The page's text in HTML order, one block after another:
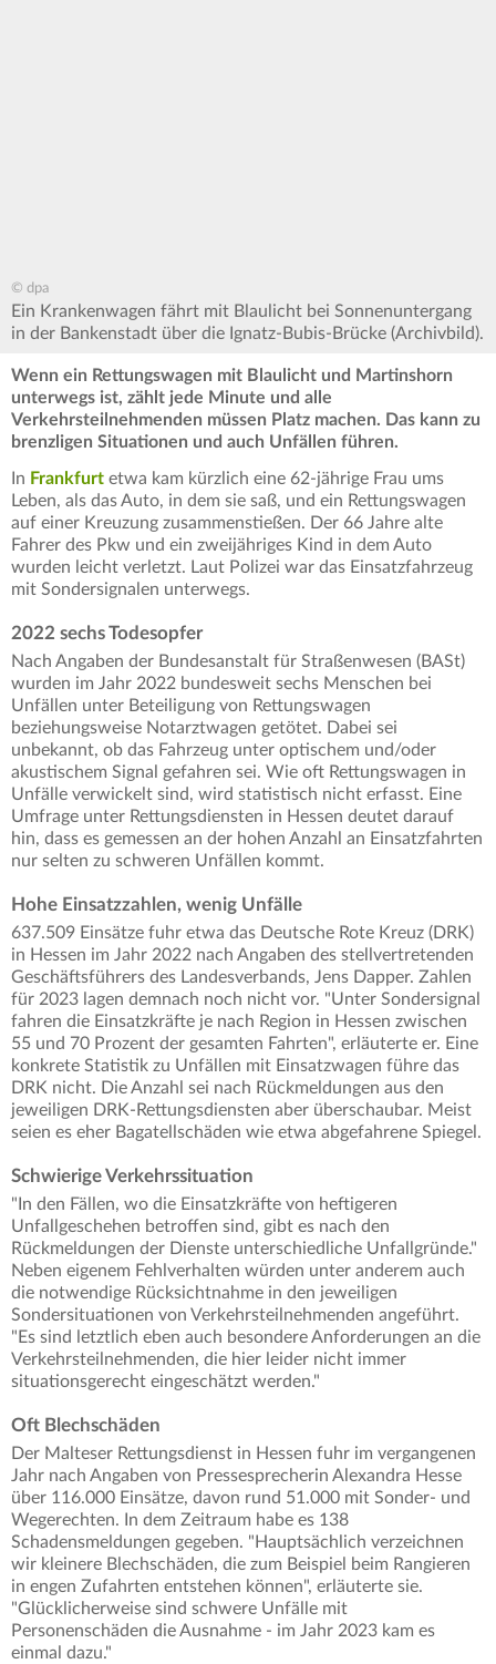
© dpa
Ein Krankenwagen fährt mit Blaulicht bei Sonnenuntergang
in der Bankenstadt über die Ignatz-Bubis-Brücke (Archivbild).
Wenn ein Rettungswagen mit Blaulicht und Martinshorn
unterwegs ist, zählt jede Minute und alle
Verkehrsteilnehmenden müssen Platz machen. Das kann zu
brenzligen Situationen und auch Unfällen führen.
In Frankfurt etwa kam kürzlich eine 62-jährige Frau ums
Leben, als das Auto, in dem sie saß, und ein Rettungswagen
auf einer Kreuzung zusammenstießen. Der 66 Jahre alte
Fahrer des Pkw und ein zweijähriges Kind in dem Auto
wurden leicht verletzt. Laut Polizei war das Einsatzfahrzeug
mit Sondersignalen unterwegs.
2022 sechs Todesopfer
Nach Angaben der Bundesanstalt für Straßenwesen (BASt)
wurden im Jahr 2022 bundesweit sechs Menschen bei
Unfällen unter Beteiligung von Rettungswagen
beziehungsweise Notarztwagen getötet. Dabei sei
unbekannt, ob das Fahrzeug unter optischem und/oder
akustischem Signal gefahren sei. Wie oft Rettungswagen in
Unfälle verwickelt sind, wird statistisch nicht erfasst. Eine
Umfrage unter Rettungsdiensten in Hessen deutet darauf
hin, dass es gemessen an der hohen Anzahl an Einsatzfahrten
nur selten zu schweren Unfällen kommt.
Hohe Einsatzzahlen, wenig Unfälle
637.509 Einsätze fuhr etwa das Deutsche Rote Kreuz (DRK)
in Hessen im Jahr 2022 nach Angaben des stellvertretenden
Geschäftsführers des Landesverbands, Jens Dapper. Zahlen
für 2023 lagen demnach noch nicht vor. "Unter Sondersignal
fahren die Einsatzkräfte je nach Region in Hessen zwischen
55 und 70 Prozent der gesamten Fahrten", erläuterte er. Eine
konkrete Statistik zu Unfällen mit Einsatzwagen führe das
DRK nicht. Die Anzahl sei nach Rückmeldungen aus den
jeweiligen DRK-Rettungsdiensten aber überschaubar. Meist
seien es eher Bagatellschäden wie etwa abgefahrene Spiegel.
Schwierige Verkehrssituation
"In den Fällen, wo die Einsatzkräfte von heftigeren
Unfallgeschehen betroffen sind, gibt es nach den
Rückmeldungen der Dienste unterschiedliche Unfallgründe."
Neben eigenem Fehlverhalten würden unter anderem auch
die notwendige Rücksichtnahme in den jeweiligen
Sondersituationen von Verkehrsteilnehmenden angeführt.
"Es sind letztlich eben auch besondere Anforderungen an die
Verkehrsteilnehmenden, die hier leider nicht immer
situationsgerecht eingeschätzt werden."
Oft Blechschäden
Der Malteser Rettungsdienst in Hessen fuhr im vergangenen
Jahr nach Angaben von Pressesprecherin Alexandra Hesse
über 116.000 Einsätze, davon rund 51.000 mit Sonder- und
Wegerechten. In dem Zeitraum habe es 138
Schadensmeldungen gegeben. "Hauptsächlich verzeichnen
wir kleinere Blechschäden, die zum Beispiel beim Rangieren
in engen Zufahrten entstehen können", erläuterte sie.
"Glücklicherweise sind schwere Unfälle mit
Personenschäden die Ausnahme - im Jahr 2023 kam es
einmal dazu."